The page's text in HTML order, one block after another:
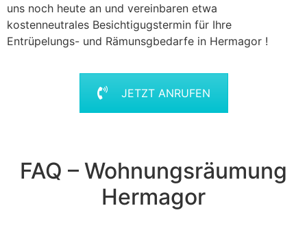
uns noch heute an und vereinbaren etwa
kostenneutrales Besichtigugstermin für Ihre
Entrüpelungs- und Rämunsgbedarfe in Hermagor !
JETZT ANRUFEN
FAQ – Wohnungsräumung
Hermagor